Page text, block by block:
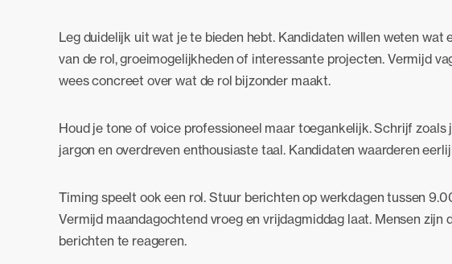
Leg duidelijk uit wat je te bieden hebt. Kandidaten willen weten wat
van de rol, groeimogelijkheden of interessante projecten. Vermijd
wees concreet over wat de rol bijzonder maakt.
Houd je tone of voice professioneel maar toegankelijk. Schrijf zoals
jargon en overdreven enthousiaste taal. Kandidaten waarderen
Timing speelt ook een rol. Stuur berichten op werkdagen tussen
Vermijd maandagochtend vroeg en vrijdagmiddag laat. Mensen zijn
berichten te reageren.